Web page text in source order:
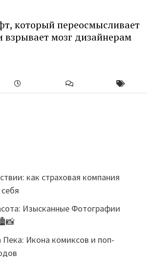
который переосмысливает
взрывает мозг дизайнерам
как страховая компания
Изысканные Фотографии
Икона комиксов и поп-